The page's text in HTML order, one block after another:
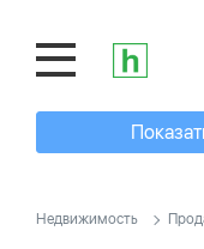
Недвижимость